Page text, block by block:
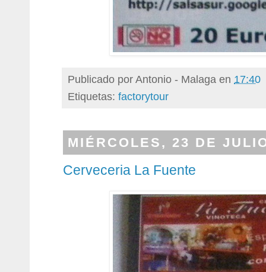
Publicado porAntonio - Malaga en 17:40
Etiquetas: factorytour
MIÉRCOLES, 23 DE
Cerveceria La Fuente